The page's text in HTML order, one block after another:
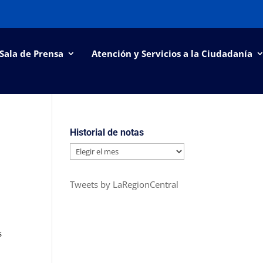
Sala de Prensa Atención y Servicios a la Ciudadanía
Historial de notas
Historial
notas
Tweets by LaRegionCentral